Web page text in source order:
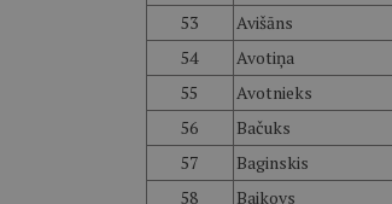
53
Avišāns
54
Avotiņa
55
Avotnieks
56
Bačuks
57
Baginskis
58
Baikovs